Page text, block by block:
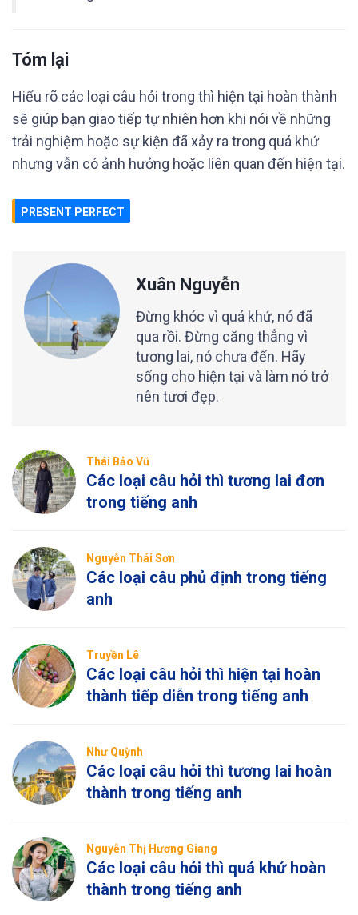
Tóm lại
Hiểu rõ các loại câu hỏi trong thì hiện tại hoàn thành
sẽ giúp bạn giao tiếp tự nhiên hơn khi nói về những
trải nghiệm hoặc sự kiện đã xảy ra trong quá khứ
nhưng vẫn có ảnh hưởng hoặc liên quan đến hiện tại.
PRESENT PERFECT
Xuân Nguyễn
Đừng khóc vì quá khứ, nó đã
qua rồi. Đừng căng thẳng vì
tương lai, nó chưa đến. Hãy
sống cho hiện tại và làm nó trở
nên tươi đẹp.
Thái Bảo Vũ
Các loại câu hỏi thì tương lai đơn
trong tiếng anh
Nguyễn Thái Sơn
Các loại câu phủ định trong tiếng
anh
Truyền Lê
Các loại câu hỏi thì hiện tại hoàn
thành tiếp diễn trong tiếng anh
Như Quỳnh
Các loại câu hỏi thì tương lai hoàn
thành trong tiếng anh
Nguyễn Thị Hương Giang
Các loại câu hỏi thì quá khứ hoàn
thành trong tiếng anh